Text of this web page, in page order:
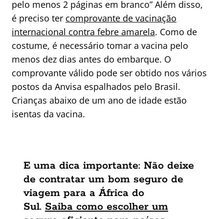
pelo menos 2 páginas em branco” Além disso,
é preciso ter comprovante de vacinação
internacional contra febre amarela. Como de
costume, é necessário tomar a vacina pelo
menos dez dias antes do embarque. O
comprovante válido pode ser obtido nos vários
postos da Anvisa espalhados pelo Brasil.
Crianças abaixo de um ano de idade estão
isentas da vacina.
E uma dica importante: Não deixe
de contratar um bom seguro de
viagem para a África do
Sul. Saiba como escolher um